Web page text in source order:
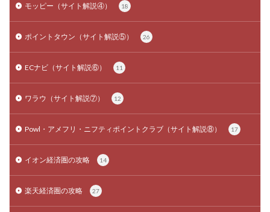
モッピー（サイト解説④） 18
ポイントタウン（サイト解説⑤） 26
ECナビ（サイト解説⑥） 11
ワラウ（サイト解説⑦） 12
Powl・アメフリ・ニフティポイントクラブ（サイト解説⑧） 17
イオン経済圏の攻略 14
楽天経済圏の攻略 27